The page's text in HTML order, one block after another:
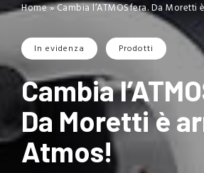
Home»Cambia l’ATMOSfera. Da Moretti
In evidenza Prodotti
Cambia
Da Moretti è
Atmos!